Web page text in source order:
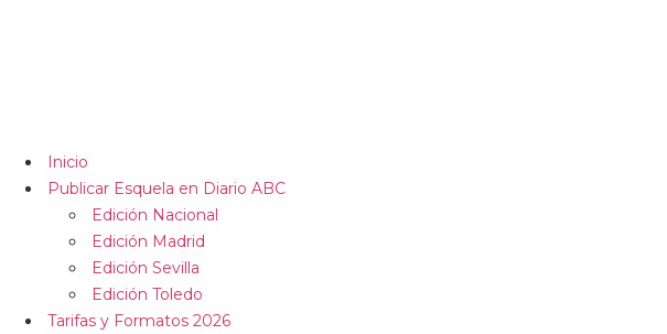
Inicio
Publicar Esquela en Diario ABC
Edición Nacional
Edición Madrid
Edición Sevilla
Edición Toledo
Tarifas y Formatos 2026